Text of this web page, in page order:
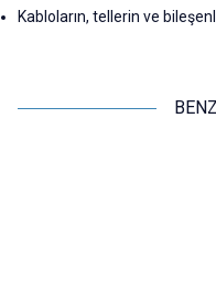
Kabloların, tellerin ve